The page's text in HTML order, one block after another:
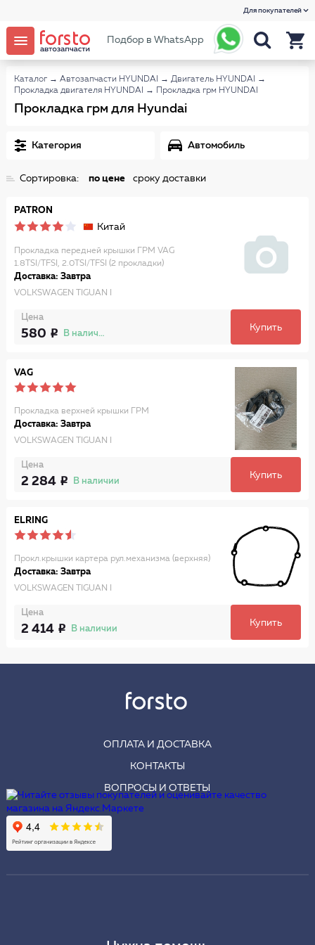
Для покупателей
Подбор в WhatsApp
Каталог → Автозапчасти HYUNDAI → Двигатель HYUNDAI
→
Прокладка двигателя HYUNDAI
→ Прокладка грм HYUNDAI
Прокладка грм для Hyundai
Категория Автомобиль
Сортировка: по цене сроку доставки
PATRON
Китай
Прокладка передней крышки ГРМ VAG
1.8TSI/TFSI, 2.0TSI/TFSI (2 прокладки)
Доставка: Завтра
VOLKSWAGEN TIGUAN I
Цена
580 В наличии
Купить
VAG
Прокладка верхней крышки ГРМ
Доставка: Завтра
VOLKSWAGEN TIGUAN I
Цена
2 284 В наличии
Купить
ELRING
Прокл.крышки картера рул.механизма (верхняя)
Доставка: Завтра
VOLKSWAGEN TIGUAN I
Цена
2 414 В наличии
Купить
ОПЛАТА И ДОСТАВКА
КОНТАКТЫ
ВОПРОСЫ И ОТВЕТЫ